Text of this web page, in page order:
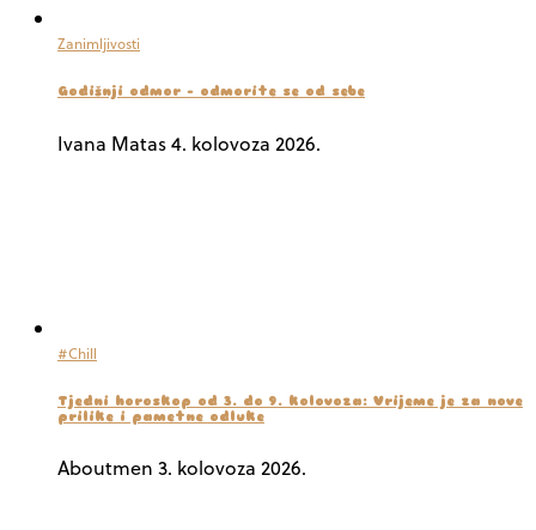
Zanimljivosti
Godišnji odmor – odmorite se od sebe
Ivana Matas4. kolovoza 2026.
#Chill
Tjedni horoskop od 3. do 9. kolovoza: Vrijeme je za nove
prilike i pametne odluke
Aboutmen 3. kolovoza 2026.